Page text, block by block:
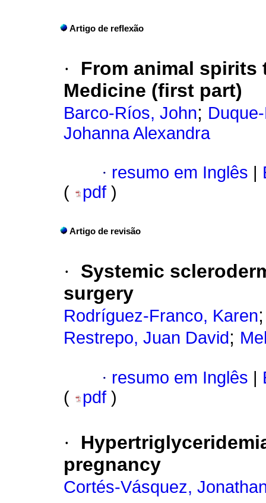
Artigo de reflexão
·
From animal
Medicine (first part)
Barco-Ríos, John;
Johanna Alexandra
· resumo em Inglês
(
pdf )
Artigo de revisão
·
Systemic
surgery
Rodríguez-Franco, Karen
Restrepo, Juan David ;
· resumo em Inglês
(
pdf )
·
pregnancy
Cortés-Vásquez,